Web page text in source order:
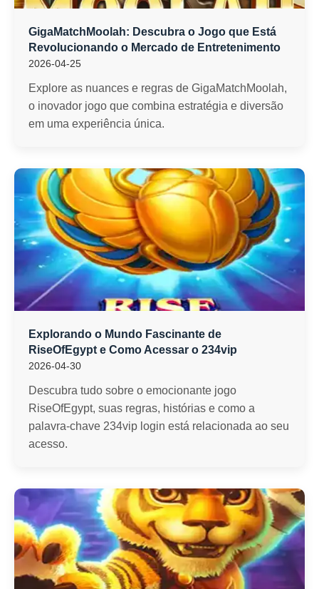
GigaMatchMoolah: Descubra o Jogo que Está
Revolucionando o Mercado de Entretenimento
2026-04-25
Explore as nuances e regras de GigaMatchMoolah,
o inovador jogo que combina estratégia e diversão
em uma experiência única.
Explorando o Mundo Fascinante de
RiseOfEgypt e Como Acessar o 234vip
2026-04-30
Descubra tudo sobre o emocionante jogo
RiseOfEgypt, suas regras, histórias e como a
palavra-chave 234vip login está relacionada ao seu
acesso.